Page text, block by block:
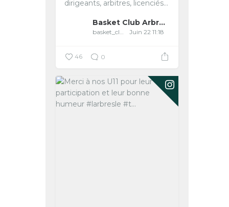
dirigeants, arbitres, licenciés...
Basket Club Arbreslois
basket_club_arbreslois Juin 22 11:18
46 0